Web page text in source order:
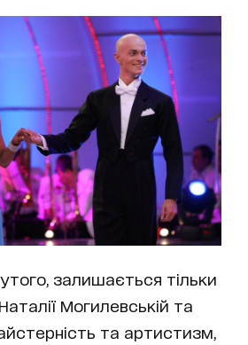
залишається тільки
Могилевській та
та артистизм,